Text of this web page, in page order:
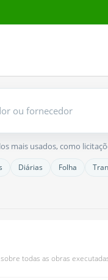
mais usados, como
Diárias Folha
todas as obras